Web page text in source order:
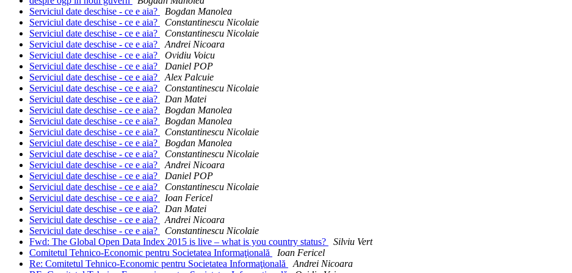
Serviciul date deschise - ce e aia?
Bogdan Manolea
Serviciul date deschise - ce e aia?
Constantinescu Nicolaie
Serviciul date deschise - ce e aia?
Constantinescu Nicolaie
Serviciul date deschise - ce e aia?
Andrei Nicoara
Serviciul date deschise - ce e aia?
Ovidiu Voicu
Serviciul date deschise - ce e aia?
Daniel POP
Serviciul date deschise - ce e aia?
Alex Palcuie
Serviciul date deschise - ce e aia?
Constantinescu Nicolaie
Serviciul date deschise - ce e aia?
Dan Matei
Serviciul date deschise - ce e aia?
Bogdan Manolea
Serviciul date deschise - ce e aia?
Bogdan Manolea
Serviciul date deschise - ce e aia?
Constantinescu Nicolaie
Serviciul date deschise - ce e aia?
Bogdan Manolea
Serviciul date deschise - ce e aia?
Constantinescu Nicolaie
Serviciul date deschise - ce e aia?
Andrei Nicoara
Serviciul date deschise - ce e aia?
Daniel POP
Serviciul date deschise - ce e aia?
Constantinescu Nicolaie
Serviciul date deschise - ce e aia?
Ioan Fericel
Serviciul date deschise - ce e aia?
Dan Matei
Serviciul date deschise - ce e aia?
Andrei Nicoara
Serviciul date deschise - ce e aia?
Constantinescu Nicolaie
Fwd: The Global Open Data Index 2015 is live – what is you country status?
Silviu Vert
Comitetul Tehnico-Economic pentru Societatea Informaţională
Ioan Fericel
Re: Comitetul Tehnico-Economic pentru Societatea Informaţională
Andrei Nicoara